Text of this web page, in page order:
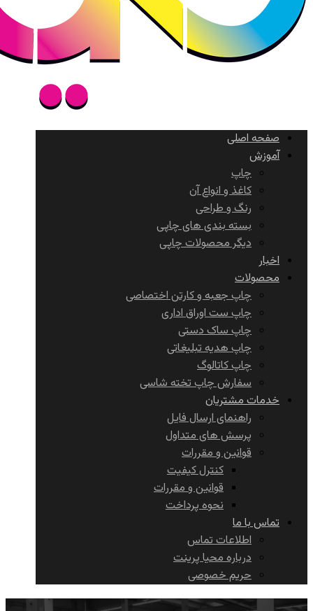
صفحه اصلی
آموزش
چاپ
کاغذ و انواع آن
رنگ و طراحی
بسته بندی های چاپی
دیگر محصولات چاپی
اخبار
محصولات
چاپ جعبه و کارتن اختصاصی
چاپ ست اوراق اداری
چاپ ساک دستی
چاپ هدیه تبلیغاتی
چاپ کاتالوگ
سفارش چاپ تخته شاسی
خدمات مشتریان
راهنمای ارسال فایل
پرسش های متداول
قوانین و مقررات
کنترل کیفیت
قوانین و مقررات
نحوه پرداخت
تماس با ما
اطلاعات تماس
درباره محیا پرینت
حریم خصوصی